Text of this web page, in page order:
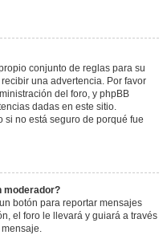
conjunto de reglas para su
una advertencia. Por favor
del foro, y phpBB
dadas en este sitio.
si no está seguro de porqué fue
moderador?
botón para reportar mensajes
el foro le llevará y guiará a través